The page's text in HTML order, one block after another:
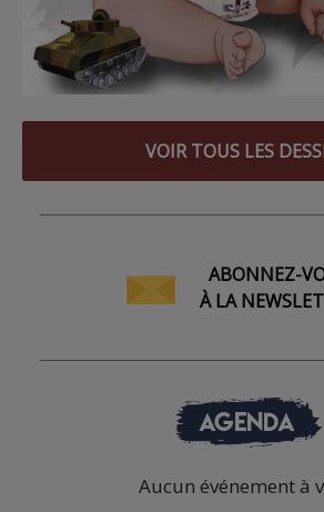
VOIR TOUS LES
ABONNEZ-
À LA
AGENDA
Aucun événement à